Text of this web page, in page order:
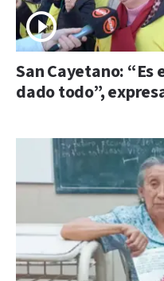
San Cayetano: “Es
dado todo”,